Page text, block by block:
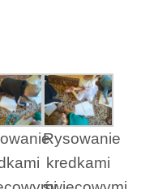
Rysowanie
kredkami